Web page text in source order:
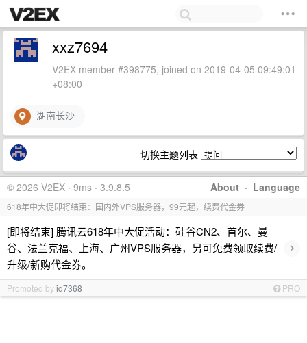
xxz7694
V2EX member #398775, joined on 2019-04-05 09:49:01
+08:00
湖南长沙
切换主题列表
About · Language
© 2026 V2EX · 9ms · 3.9.8.5
618年中大促即将结束：国内外VPS服务器，99元起，续费代金券
[即将结束] 腾讯云618年中大促活动：硅谷CN2、首尔、曼
谷、法兰克福、上海、广州VPS服务器，另可免费领取续费/
升级/新购代金券。
›
Promoted byid7368 PRO